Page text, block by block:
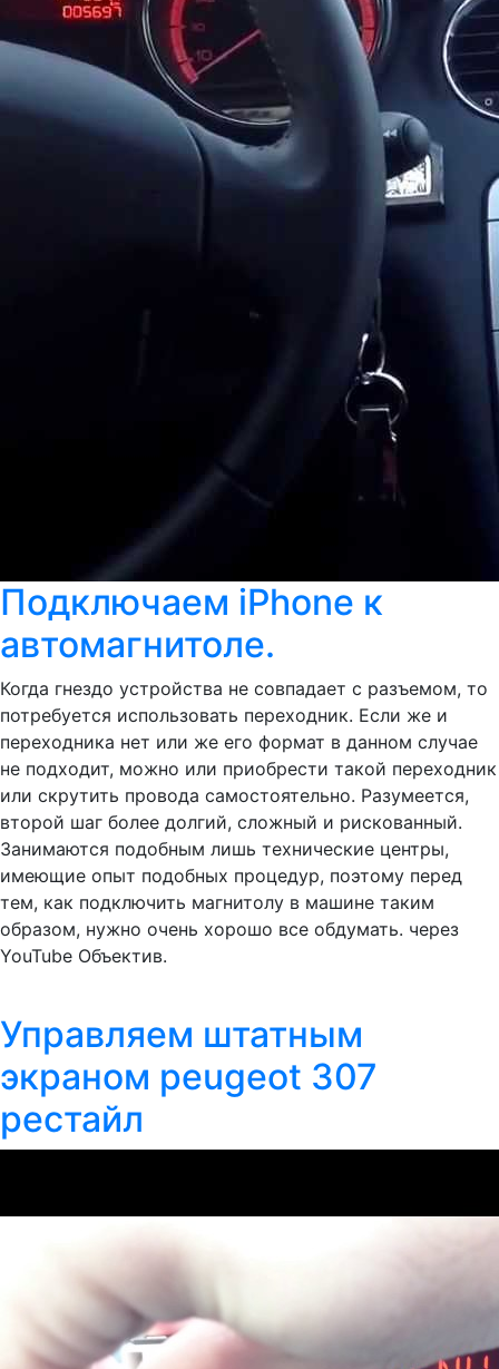
Подключаем iPhone к
автомагнитоле.
Когда гнездо устройства не совпадает с разъемом, то
потребуется использовать переходник. Если же и
переходника нет или же его формат в данном случае
не подходит, можно или приобрести такой переходник
или скрутить провода самостоятельно. Разумеется,
второй шаг более долгий, сложный и рискованный.
Занимаются подобным лишь технические центры,
имеющие опыт подобных процедур, поэтому перед
тем, как подключить магнитолу в машине таким
образом, нужно очень хорошо все обдумать. через
YouTube Объектив.
Управляем штатным
экраном peugeot 307
рестайл